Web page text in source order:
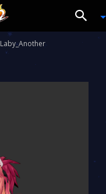
Laby_Another